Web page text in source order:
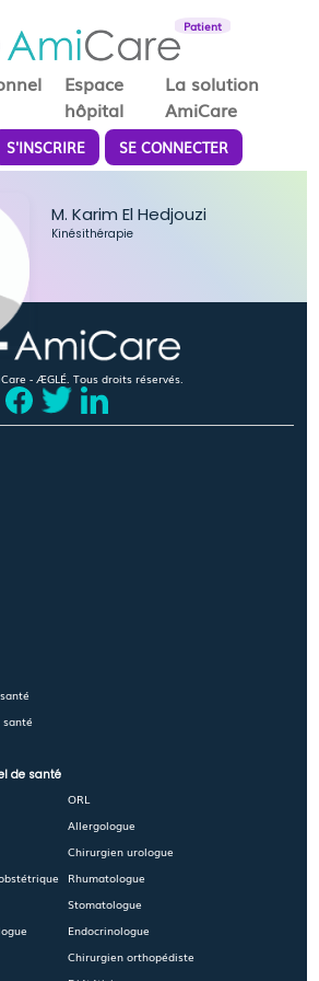
Patient
Espace
hôpital
La solution
AmiCare
S'INSCRIRE SE CONNECTER
M. Karim El Hedjouzi
Kinésithérapie
- ÆGLÉ. Tous droits réservés.
santé
de santé
ORL
Allergologue
Chirurgien urologue
Rhumatologue
Stomatologue
Endocrinologue
Chirurgien orthopédiste